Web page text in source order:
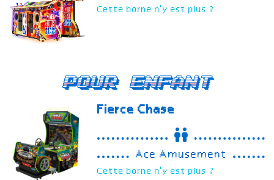
Cette borne n'y est plus ?
Pour enfant
Fierce Chase
Ace Amusement
Cette borne n'y est plus ?